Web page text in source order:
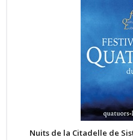
Nuits de la Citadelle de